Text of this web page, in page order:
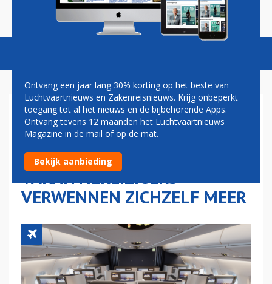
Magazine Podcasts Vacatures
MCKINSEY: LUCHTVAART
VERDIENT STEEDS MEER AAN
PREMIUMSTOELEN: OOK
VAKANTIEREIZIGERS
VERWENNEN ZICHZELF MEER
Ontvang een jaar lang 30% korting op het beste van
Luchtvaartnieuws en Zakenreisnieuws. Krijg onbeperkt
toegang tot al het nieuws en de bijbehorende Apps.
Ontvang tevens 12 maanden het Luchtvaartnieuws
Magazine in de mail of op de mat.
Bekijk aanbieding